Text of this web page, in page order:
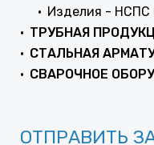
Изделия - НСПС
ТРУБНАЯ
СТАЛЬНАЯ
СВАРОЧНОЕ
ОТПРАВИТЬ